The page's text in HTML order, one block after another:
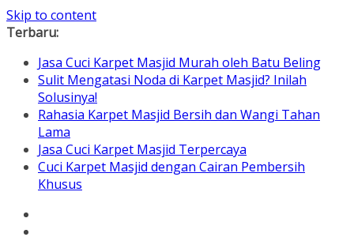
Skip to content
Terbaru:
Jasa Cuci Karpet Masjid Murah oleh Batu Beling
Sulit Mengatasi Noda di Karpet Masjid? Inilah
Solusinya!
Rahasia Karpet Masjid Bersih dan Wangi Tahan
Lama
Jasa Cuci Karpet Masjid Terpercaya
Cuci Karpet Masjid dengan Cairan Pembersih
Khusus